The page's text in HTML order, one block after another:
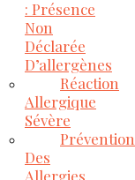
: Présence
Non
Déclarée
D’allergènes
Réaction
Allergique
Sévère
Prévention
Des
Allergies